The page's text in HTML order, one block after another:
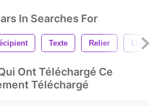
In Searches For
Texte Relier Ligne
Ont Téléchargé Ce
Téléchargé